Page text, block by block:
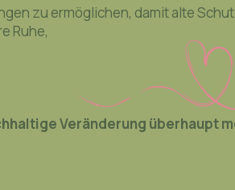
zu ermöglichen, damit alte
Ruhe,
Veränderung überhaupt